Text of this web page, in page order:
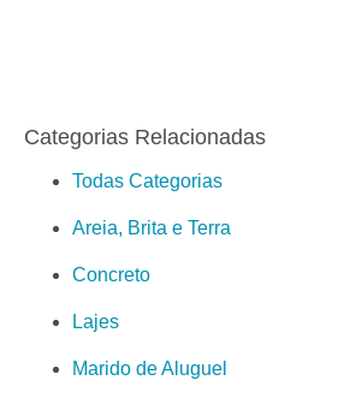
Categorias Relacionadas
Todas Categorias
Areia, Brita e Terra
Concreto
Lajes
Marido de Aluguel